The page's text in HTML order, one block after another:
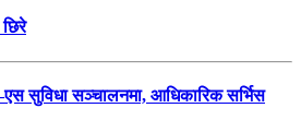
सुविधा सञ्चालनमा, आधिकारिक सर्भिस